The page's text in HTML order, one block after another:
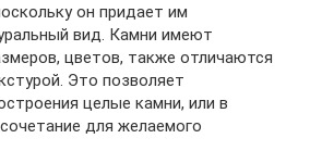
он придает им
вид. Камни имеют
цветов, также отличаются
Это позволяет
целые камни, или в
для желаемого